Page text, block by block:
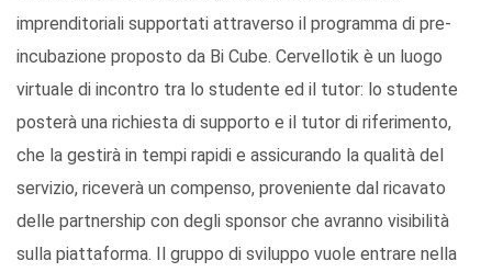
imprenditoriali supportati attraverso il programma di pre-
incubazione proposto da Bi Cube. Cervellotik è un luogo
virtuale di incontro tra lo studente ed il tutor: lo studente
posterà una richiesta di supporto e il tutor di riferimento,
che la gestirà in tempi rapidi e assicurando la qualità del
servizio, riceverà un compenso, proveniente dal ricavato
delle partnership con degli sponsor che avranno visibilità
sulla piattaforma. Il gruppo di sviluppo vuole entrare nella